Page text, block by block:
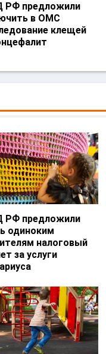
РФ предложили
в ОМС
клещей
РФ предложили
одиноким
налоговый
за услуги